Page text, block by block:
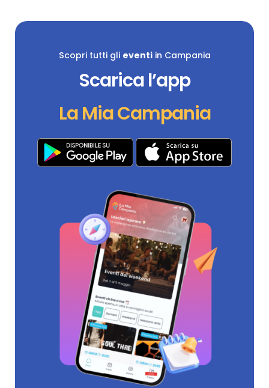
Scopri tutti gli eventiin Campania
Scarica l’app
La Mia Campania